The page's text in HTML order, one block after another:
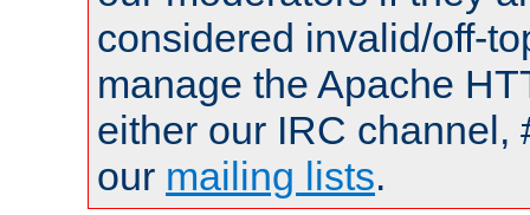
considered invalid/off-
manage the Apache
either our IRC channel,
our mailing lists.